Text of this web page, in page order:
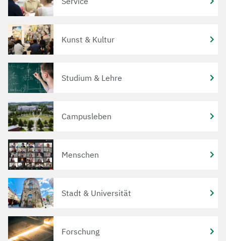
Kunst & Kultur
Studium & Lehre
Campusleben
Menschen
Stadt & Universität
Forschung